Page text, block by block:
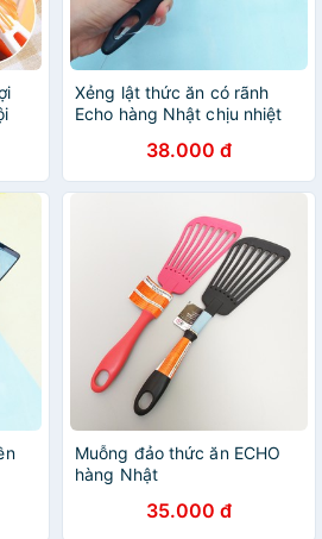
Xẻng lật thức ăn có rãnh
Echo hàng Nhật chịu nhiệt
38.000 đ
Muỗng đảo thức ăn ECHO
hàng Nhật
35.000 đ